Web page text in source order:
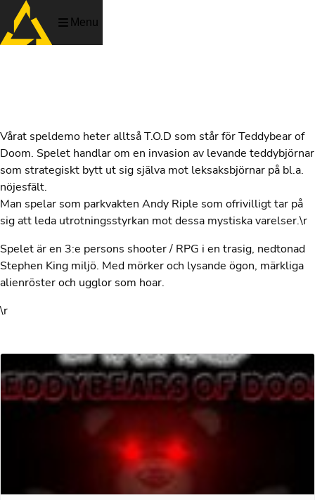
Menu
Vårat speldemo heter alltså T.O.D som står för Teddybear of
Doom. Spelet handlar om en invasion av levande teddybjörnar
som strategiskt bytt ut sig själva mot leksaksbjörnar på bl.a.
nöjesfält.
Man spelar som parkvakten Andy Riple som ofrivilligt tar på
sig att leda utrotningsstyrkan mot dessa mystiska varelser.\r
Spelet är en 3:e persons shooter / RPG i en trasig, nedtonad
Stephen King miljö. Med mörker och lysande ögon, märkliga
alienröster och ugglor som hoar.
\r